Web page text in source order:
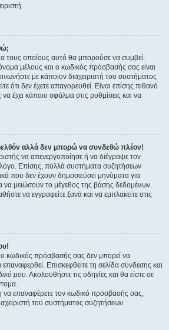
τους οποίους αυτό θα μπορούσε να συμβεί.
μέλους και ο κωδικός πρόσβασής σας είναι
με κάποιον διαχειριστή του συστήματος
ότι δεν έχετε απαγορευθεί. Είναι επίσης πιθανό
να έχει κάποιο σφάλμα στις ρυθμίσεις και να
αλλά δεν μπορώ να συνδεθώ πλέον!
να απενεργοποίησε ή να διέγραψε τον
Επίσης, πολλά συστήματα συζητήσεων
που δεν έχουν δημοσιεύσει μηνύματα για
να μειώσουν το μέγεθος της βάσης δεδομένων.
να εγγραφείτε ξανά και να εμπλακείτε στις
ο κωδικός πρόσβασής σας δεν μπορεί να
Επισκεφθείτε τη σελίδα σύνδεσης και
μου. Ακολουθήστε τις οδηγίες και θα είστε σε
να επαναφέρετε τον κωδικό πρόσβασής σας,
του συστήματος συζητήσεων.